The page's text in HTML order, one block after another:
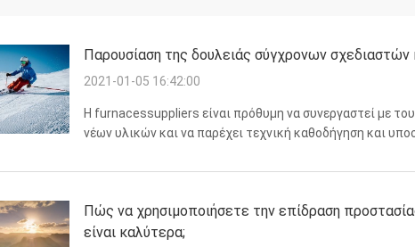
Παρουσίαση της δουλειάς σύγχρονων
2021-01-05 16:42:00
Η furnacessuppliers είναι πρόθυμη να συνεργαστεί με
νέων υλικών και να παρέχει τεχνική καθοδήγηση και
υλικά συ...
Πώς να χρησιμοποιήσετε την επίδραση
είναι καλύτερα;